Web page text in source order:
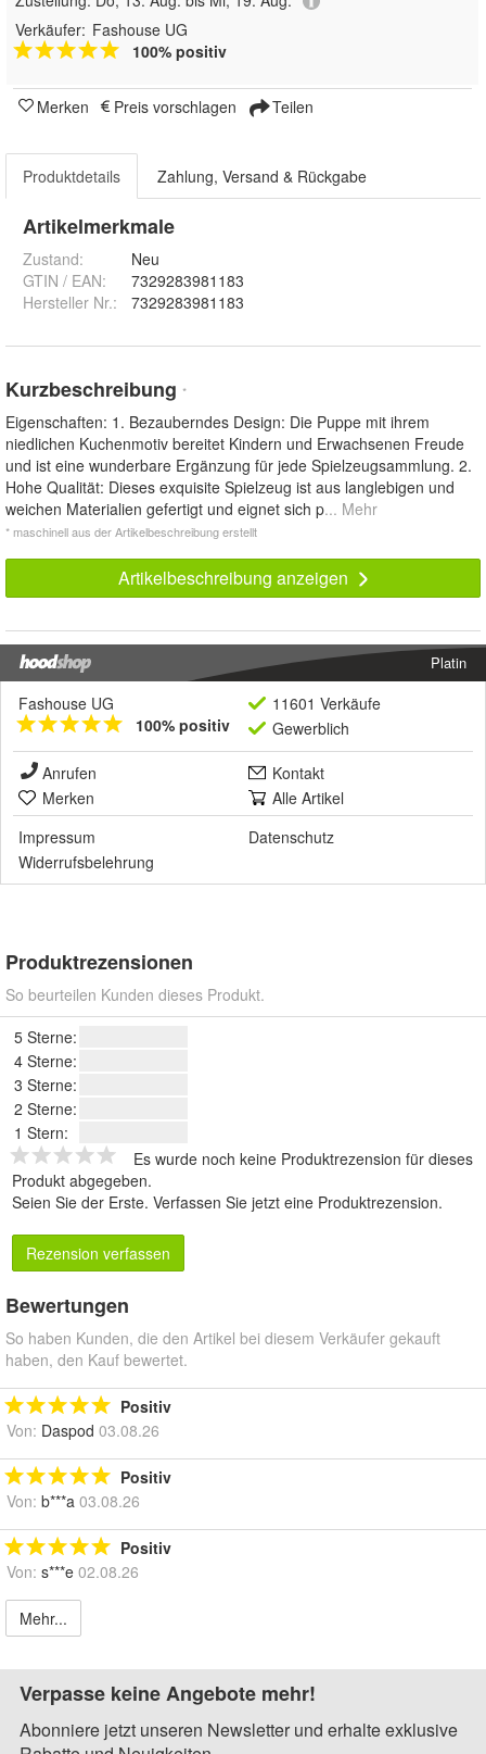
Verkäufer: Fashouse UG
100% positiv
Merken Preis vorschlagen Teilen
Produktdetails Zahlung, Versand & Rückgabe
Artikelmerkmale
Zustand:
Neu
GTIN / EAN:
7329283981183
Hersteller Nr.:
7329283981183
Kurzbeschreibung *
Eigenschaften: 1. Bezauberndes Design: Die Puppe mit ihrem
niedlichen Kuchenmotiv bereitet Kindern und Erwachsenen Freude
und ist eine wunderbare Ergänzung für jede Spielzeugsammlung. 2.
Hohe Qualität: Dieses exquisite Spielzeug ist aus langlebigen und
weichen Materialien gefertigt und eignet sich p... Mehr
* maschinell aus der Artikelbeschreibung erstellt
Artikelbeschreibung anzeigen
Platin
Fashouse UG
100% positiv
11601 Verkäufe
Gewerblich
Anrufen
Kontakt
Merken
Alle Artikel
Impressum
Datenschutz
Widerrufsbelehrung
Produktrezensionen
So beurteilen Kunden dieses Produkt.
5 Sterne:
4 Sterne:
3 Sterne:
2 Sterne:
1 Stern:
Es wurde noch keine Produktrezension für dieses
Produkt abgegeben.
Seien Sie der Erste. Verfassen Sie jetzt eine Produktrezension.
Rezension verfassen
Bewertungen
So haben Kunden, die den Artikel bei diesem Verkäufer gekauft
haben, den Kauf bewertet.
Positiv
Von: Daspod 03.08.26
Positiv
Von: b***a 03.08.26
Positiv
Von: s***e 02.08.26
Mehr...
Verpasse keine Angebote mehr!
Abonniere jetzt unseren Newsletter und erhalte exklusive